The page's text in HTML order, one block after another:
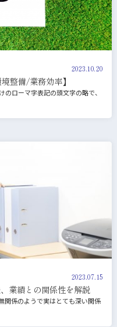
2023.10.20
整備/業務効率】
ローマ字表記の頭文字の略で、
2023.07.15
業績との関係性を解説
関係のようで実はとても深い関係